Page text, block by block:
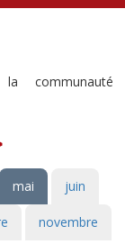
communauté
mai juin
novembre